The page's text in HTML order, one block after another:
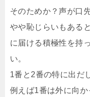
そのためか？声が口
やや恥じらいもある
に届ける積極性を持
い。
1番と2番の特に出だ
例えば1番は外に向